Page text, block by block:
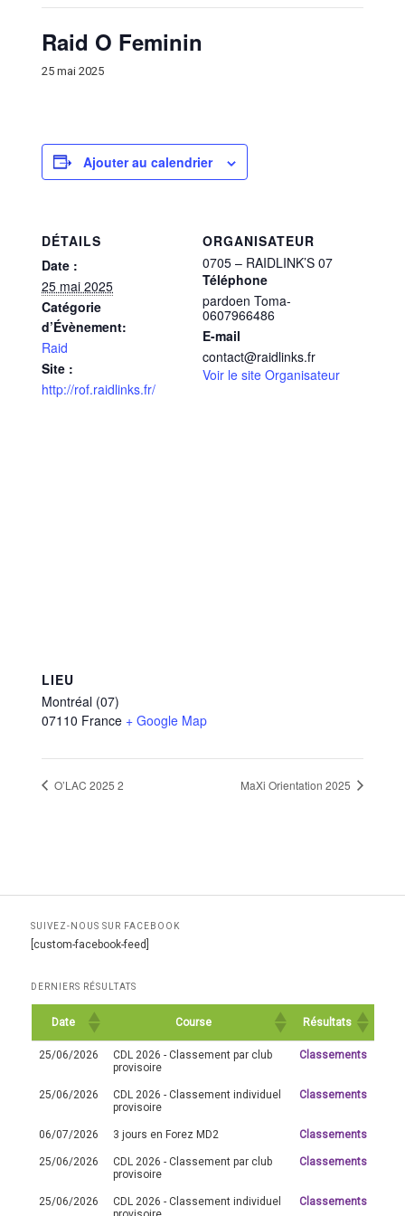
Raid O Feminin
25 mai 2025
Ajouter au calendrier
DÉTAILS
Date :
25 mai 2025
Catégorie
d’Évènement:
Raid
Site :
http://rof.raidlinks.fr/
ORGANISATEUR
0705 – RAIDLINK’S 07
Téléphone
pardoen Toma-
0607966486
E-mail
contact@raidlinks.fr
Voir le site Organisateur
LIEU
Montréal (07)
07110 France + Google Map
O’LAC 2025 2 MaXi Orientation 2025
SUIVEZ-NOUS SUR FACEBOOK
[custom-facebook-feed]
DERNIERS RÉSULTATS
Date Course Résultats
25/06/2026
CDL 2026 - Classement par club
provisoire
Classements
25/06/2026
CDL 2026 - Classement individuel
provisoire
Classements
06/07/2026 3 jours en Forez MD2 Classements
25/06/2026
CDL 2026 - Classement par club
provisoire
Classements
25/06/2026
CDL 2026 - Classement individuel
Classements